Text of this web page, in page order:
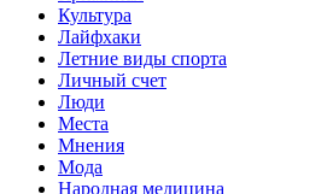
Культура
Лайфхаки
Летние виды спорта
Личный счет
Люди
Места
Мнения
Мода
Народная медицина